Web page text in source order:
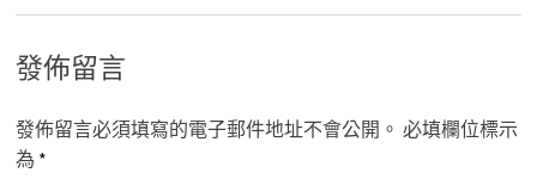
發佈留言
發佈留言必須填寫的電子郵件地址不會公開。 必填欄位標示
為 *